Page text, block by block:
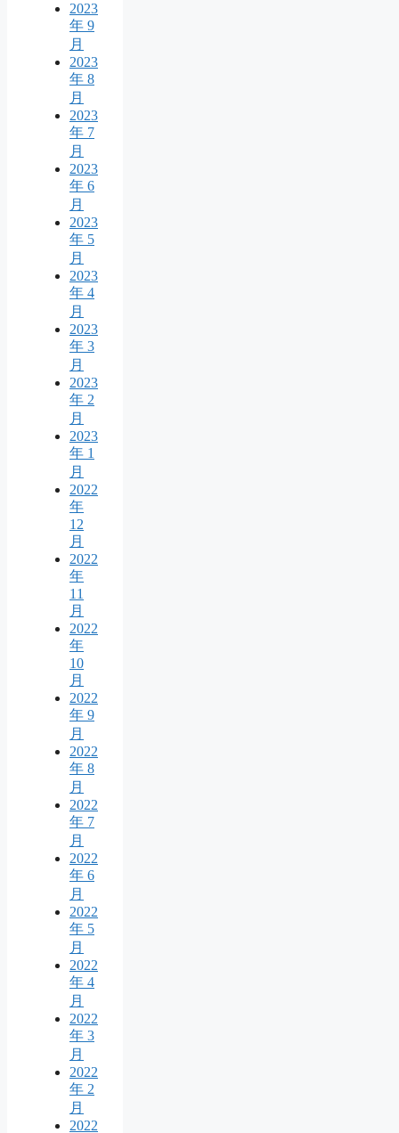
2023
年 9
月
2023
年 8
月
2023
年 7
月
2023
年 6
月
2023
年 5
月
2023
年 4
月
2023
年 3
月
2023
年 2
月
2023
年 1
月
2022
年
12
月
2022
年
11
月
2022
年
10
月
2022
年 9
月
2022
年 8
月
2022
年 7
月
2022
年 6
月
2022
年 5
月
2022
年 4
月
2022
年 3
月
2022
年 2
月
2022